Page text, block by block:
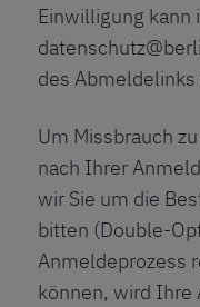
Einwilligung kann
des
Um Missbrauch
nach Ihrer
wir Sie um die
bitten (Double-
Anmeldeprozess
können, wird